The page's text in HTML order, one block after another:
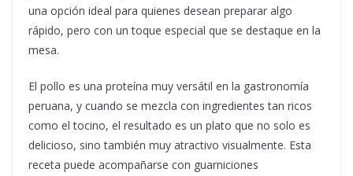
una opción ideal para quienes desean preparar algo
rápido, pero con un toque especial que se destaque en la
mesa.
El pollo es una proteína muy versátil en la gastronomía
peruana, y cuando se mezcla con ingredientes tan ricos
como el tocino, el resultado es un plato que no solo es
delicioso, sino también muy atractivo visualmente. Esta
receta puede acompañarse con guarniciones